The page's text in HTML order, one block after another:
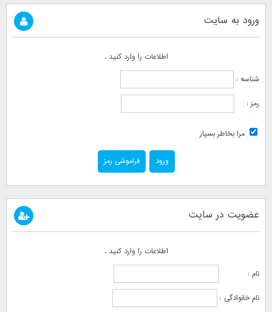
ورود به سایت
اطلاعات را وارد کنید .
شناسه :
رمز :
مرا بخاطر بسپار
فراموشی رمز
عضویت در سایت
اطلاعات را وارد کنید .
نام :
نام خانوادگی :